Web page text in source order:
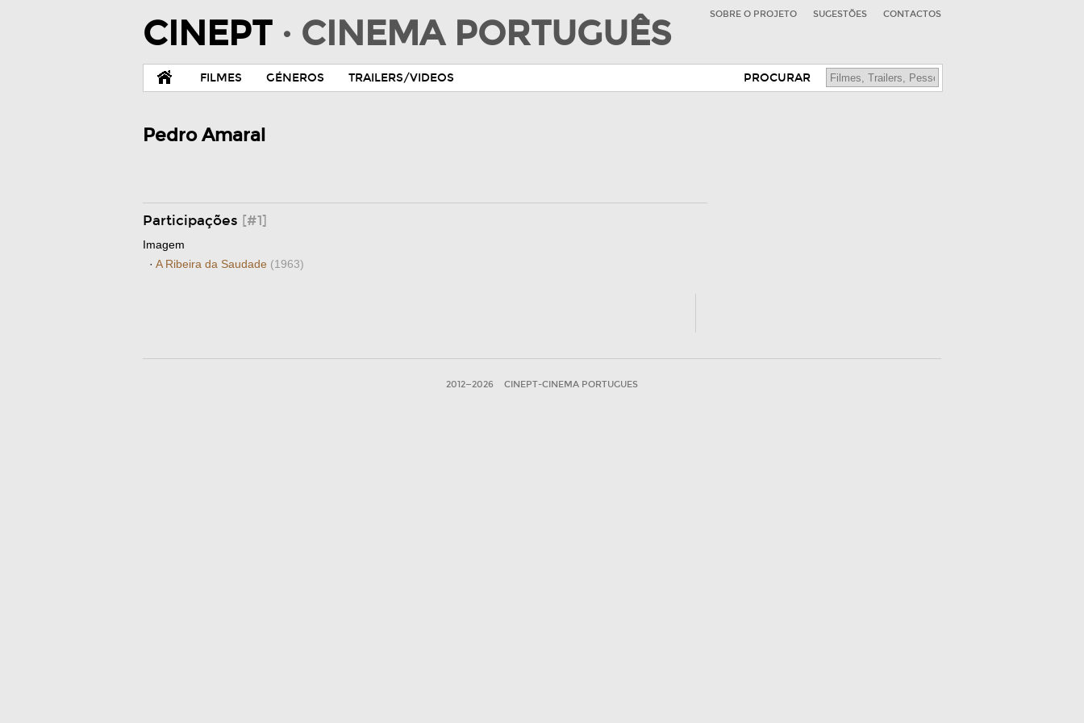
CINEPT · CINEMA PORTUGUÊS SOBRE O PROJETO SUGESTÕES CONTACTOS
FILMES GÉNEROS TRAILERS/VIDEOS PROCURAR
Pedro Amaral
Participações [#1]
Imagem
· A Ribeira da Saudade (1963)
2012—2026 CINEPT-CINEMA PORTUGUES